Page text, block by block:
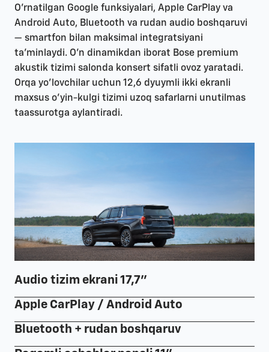
O'rnatilgan Google funksiyalari, Apple CarPlay va
Android Auto, Bluetooth va rudan audio boshqaruvi
— smartfon bilan maksimal integratsiyani
ta'minlaydi. O'n dinamikdan iborat Bose premium
akustik tizimi salonda konsert sifatli ovoz yaratadi.
Orqa yo'lovchilar uchun 12,6 dyuymli ikki ekranli
maxsus o'yin-kulgi tizimi uzoq safarlarni unutilmas
taassurotga aylantiradi.
Audio tizim ekrani 17,7"
Apple CarPlay / Android Auto
Bluetooth + rudan boshqaruv